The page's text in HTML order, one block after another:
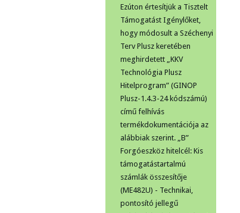
Ezúton értesítjük a Tisztelt
Támogatást Igénylőket,
hogy módosult a Széchenyi
Terv Plusz keretében
meghirdetett „KKV
Technológia Plusz
Hitelprogram” (GINOP
Plusz-1.4.3-24 kódszámú)
című felhívás
termékdokumentációja az
alábbiak szerint. „B”
Forgóeszköz hitelcél: Kis
támogatástartalmú
számlák összesítője
(ME482U) - Technikai,
pontosító jellegű